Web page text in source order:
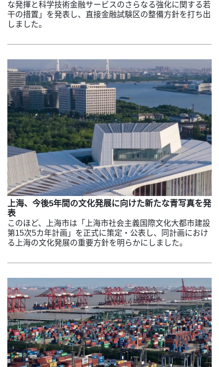
な発揮と科学技術金融サービスのさらなる強化に関する若
干の措置」を発表し、直接金融試験区の整備方針を打ち出
しました。
上海、今後5年間の文化発展に向けた新たな青写真を発
表
このほど、上海市は「上海市社会主義国際文化大都市建設
第15次5カ年計画」を正式に策定・公表し、同計画におけ
る上海の文化発展の重要方針を明らかにしました。